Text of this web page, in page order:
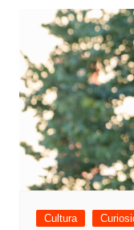
Cultura